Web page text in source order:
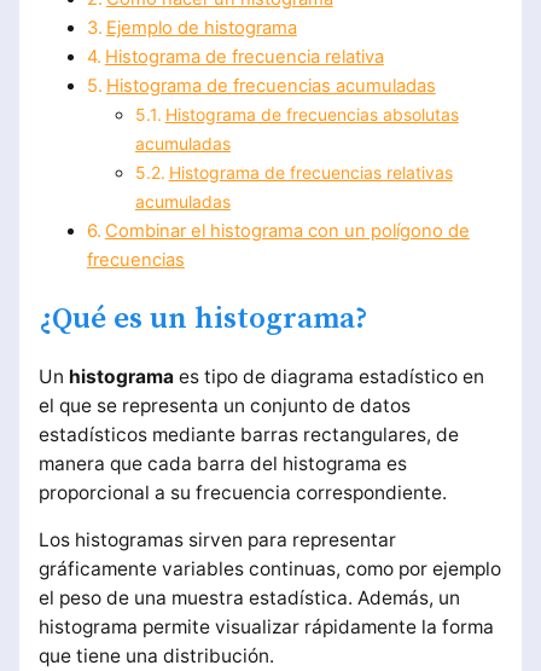
Ejemplo de histograma
Histograma de frecuencia relativa
Histograma de frecuencias acumuladas
Histograma de frecuencias absolutas
acumuladas
Histograma de frecuencias relativas
acumuladas
Combinar el histograma con un polígono de
frecuencias
¿Qué es un histograma?
Un histogramaes tipo de diagrama estadístico en
el que se representa un conjunto de datos
estadísticos mediante barras rectangulares, de
manera que cada barra del histograma es
proporcional a su frecuencia correspondiente.
Los histogramas sirven para representar
gráficamente variables continuas, como por ejemplo
el peso de una muestra estadística. Además, un
histograma permite visualizar rápidamente la forma
que tiene una distribución.